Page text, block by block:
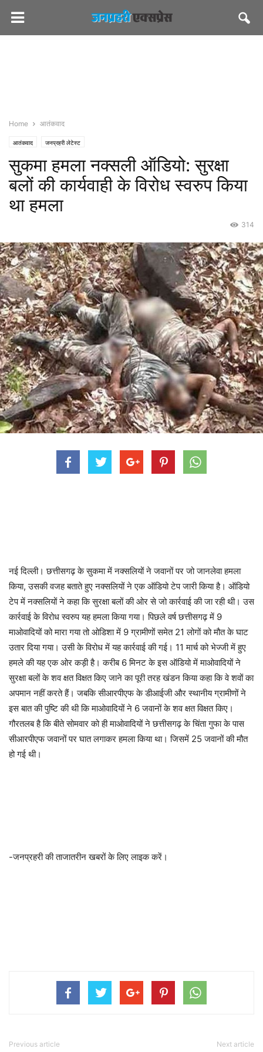
Home आतंकवाद
आतंकवाद जनप्रहरी लेटेस्ट
सुकमा हमला नक्सली ऑडियो: सुरक्षा
बलों की कार्यवाही के विरोध स्वरुप किया
था हमला
314
नई दिल्ली। छत्तीसगढ़ के सुकमा में नक्सलियों ने जवानों पर जो जानलेवा हमला
किया, उसकी वजह बताते हुए नक्सलियों ने एक ऑडियो टेप जारी किया है। ऑडियो
टेप में नक्सलियों ने कहा कि सुरक्षा बलों की ओर से जो कार्रवाई की जा रही थी। उस
कार्रवाई के विरोध स्वरुप यह हमला किया गया। पिछले वर्ष छत्तीसगढ़ में 9
माओवादियों को मारा गया तो ओडिशा में 9 ग्रामीणों समेत 21 लोगों को मौत के घाट
उतार दिया गया। उसी के विरोध में यह कार्रवाई की गई। 11 मार्च को भेज्जी में हुए
हमले की यह एक ओर कड़ी है। करीब 6 मिनट के इस ऑडियो में माओवादियों ने
सुरक्षा बलों के शव क्षत विक्षत किए जाने का पूरी तरह खंडन किया कहा कि वे शवों का
अपमान नहीं करते हैं। जबकि सीआरपीएफ के डीआईजी और स्थानीय ग्रामीणों ने
इस बात की पुष्टि की थी कि माओवादियों ने 6 जवानों के शव क्षत विक्षत किए।
गौरतलब है कि बीते सोमवार को ही माओवादियों ने छत्तीसगढ़ के चिंता गुफा के पास
सीआरपीएफ जवानों पर घात लगाकर हमला किया था। जिसमें 25 जवानों की मौत
हो गई थी।
-जनप्रहरी की ताजातरीन खबरों के लिए लाइक करें।
Previous article Next article